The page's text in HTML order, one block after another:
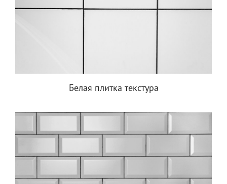
Белая плитка текстура